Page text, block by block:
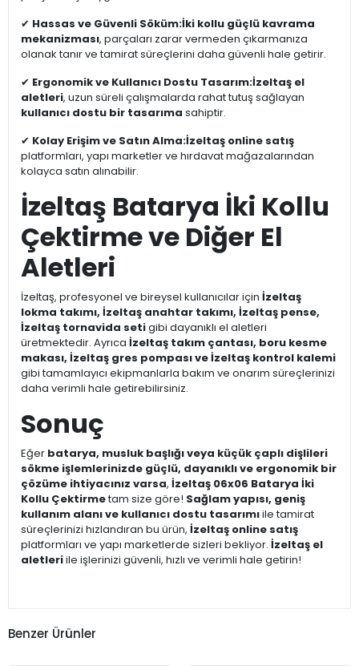
✔ Hassas ve Güvenli Söküm:İki kollu güçlü kavrama
mekanizması, parçaları zarar vermeden çıkarmanıza
olanak tanır ve tamirat süreçlerini daha güvenli hale getirir.
✔ Ergonomik ve Kullanıcı Dostu Tasarım:İzeltaş el
aletleri, uzun süreli çalışmalarda rahat tutuş sağlayan
kullanıcı dostu bir tasarıma sahiptir.
✔ Kolay Erişim ve Satın Alma:İzeltaş online satış
platformları, yapı marketler ve hırdavat mağazalarından
kolayca satın alınabilir.
İzeltaş Batarya İki Kollu
Çektirme ve Diğer El
Aletleri
İzeltaş, profesyonel ve bireysel kullanıcılar için İzeltaş
lokma takımı, İzeltaş anahtar takımı, İzeltaş pense,
İzeltaş tornavida setigibi dayanıklı el aletleri
üretmektedir. Ayrıca İzeltaş takım çantası, boru kesme
makası, İzeltaş gres pompası ve İzeltaş kontrol kalemi
gibi tamamlayıcı ekipmanlarla bakım ve onarım süreçlerinizi
daha verimli hale getirebilirsiniz.
Sonuç
Eğer batarya, musluk başlığı veya küçük çaplı dişlileri
sökme işlemlerinizde güçlü, dayanıklı ve ergonomik bir
çözüme ihtiyacınız varsa, İzeltaş 06x06 Batarya İki
Kollu Çektirmetam size göre! Sağlam yapısı, geniş
kullanım alanı ve kullanıcı dostu tasarımıile tamirat
süreçlerinizi hızlandıran bu ürün, İzeltaş online satış
platformları ve yapı marketlerde sizleri bekliyor. İzeltaş el
aletleriile işlerinizi güvenli, hızlı ve verimli hale getirin!
Benzer Ürünler